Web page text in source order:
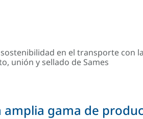
en el transporte con
unión y sellado de Sames
amplia gama de